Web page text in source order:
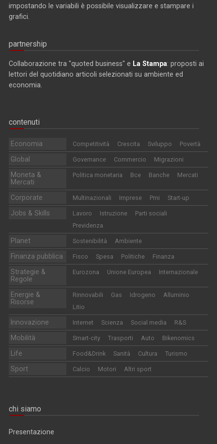
impostando le variabili è possibile visualizzare e stampare i
grafici.
partnership
Collaborazione tra "quoted business" e La Stampa: proposti ai
lettori del quotidiano articoli selezionati su ambiente ed
economia.
contenuti
Economia Competitività Crescita Sviluppo Povertà
Global Governance Commercio Migrazioni
Moneta &
Mercati
Politica monetaria Bce Banche Mercati
Corporate Multinazionali Imprese Pmi Start-up
Jobs & Skills Lavoro Istruzione
Parti sociali
Previdenza
Planet Sostenibilità Ambiente
Finanza pubblica Fisco Spesa Politiche Finanza
Strategie &
Regole
Eurozona Unione Europea Internazionale
Energie &
Risorse
Rinnovabili Gas Idrogeno
Alluminio
Litio
Innovazione Internet Scienza Social media R&S
Mobilità Smart-city Trasporti Auto Bikenomics
Life Food&Drink Sanità Cultura Turismo
Sport Calcio Motori Altri sport
chi siamo
Presentazione